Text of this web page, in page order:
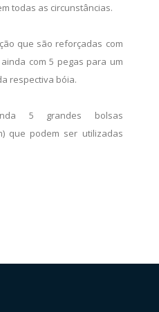
todas as circunstâncias.
que são reforçadas com
com 5 pegas para um
respectiva bóia.
5 grandes bolsas
que podem ser utilizadas